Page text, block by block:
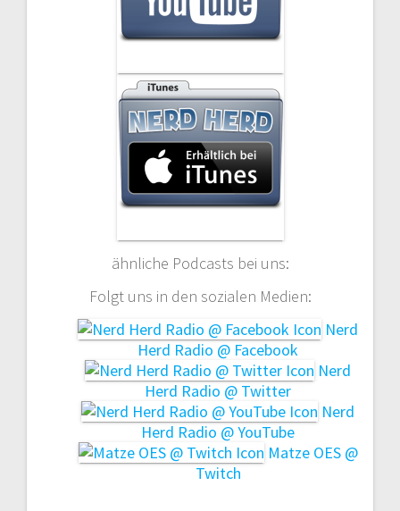
ähnliche Podcasts bei uns:
Folgt uns in den sozialen Medien:
Nerd
Herd Radio @ Facebook
Nerd
Herd Radio @ Twitter
Nerd
Herd Radio @ YouTube
Matze OES @
Twitch